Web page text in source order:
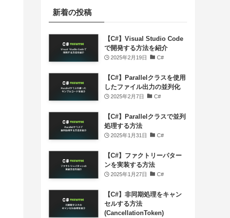
新着の投稿
【C#】Visual Studio Code
で開発する方法を紹介
2025年2月19日 C#
【C#】Parallelクラスを使用
したファイル出力の並列化
2025年2月7日 C#
【C#】Parallelクラスで並列
処理する方法
2025年1月31日 C#
【C#】ファクトリーパター
ンを実装する方法
2025年1月27日 C#
【C#】非同期処理をキャン
セルする方法
(CancellationToken)